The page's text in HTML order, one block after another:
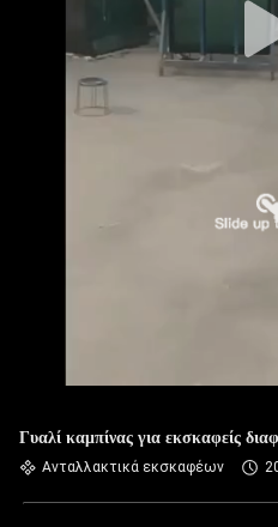
Γυαλί καμπίνας για εκσκαφείς
Ανταλλακτικά εκσκαφέων